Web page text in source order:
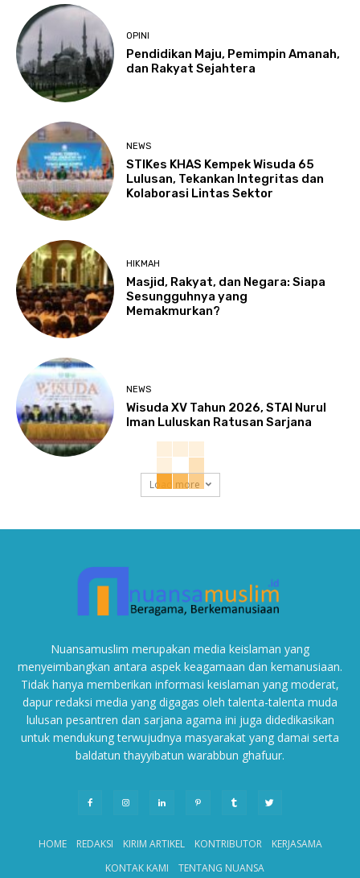
OPINI
Pendidikan Maju, Pemimpin Amanah,
dan Rakyat Sejahtera
NEWS
STIKes KHAS Kempek Wisuda 65
Lulusan, Tekankan Integritas dan
Kolaborasi Lintas Sektor
HIKMAH
Masjid, Rakyat, dan Negara: Siapa
Sesungguhnya yang
Memakmurkan?
NEWS
Wisuda XV Tahun 2026, STAI Nurul
Iman Luluskan Ratusan Sarjana
Load more
Nuansamuslim merupakan media keislaman yang
menyeimbangkan antara aspek keagamaan dan kemanusiaan.
Tidak hanya memberikan informasi keislaman yang moderat,
dapur redaksi media yang digagas oleh talenta-talenta muda
lulusan pesantren dan sarjana agama ini juga didedikasikan
untuk mendukung terwujudnya masyarakat yang damai serta
baldatun thayyibatun warabbun ghafuur.
HOME REDAKSI KIRIM ARTIKEL KONTRIBUTOR
KERJASAMA
KONTAK KAMI
TENTANG NUANSA